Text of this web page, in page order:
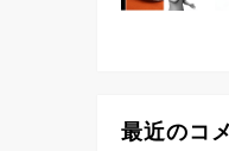
最近のコ